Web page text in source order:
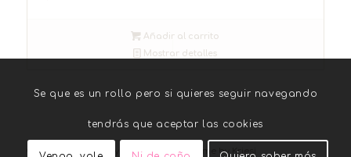
Añadir al carrito
Mostrar detalles
© Copyright - Woolly Ellen - Enfold Theme by Kriesi
Se que es un rollo pero si quieres seguir navegando
tendrás que aceptar las cookies